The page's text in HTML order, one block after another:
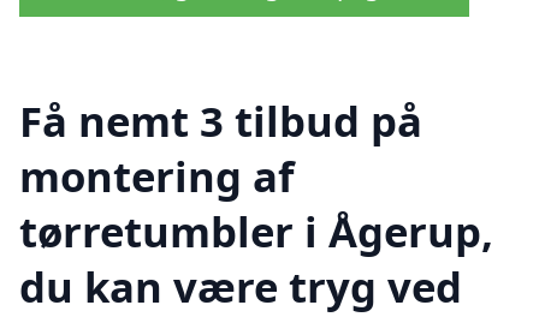
Få nemt 3 tilbud på
montering af
tørretumbler i Ågerup,
du kan være tryg ved